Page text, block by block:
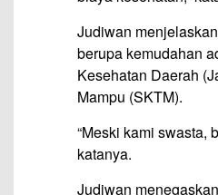
Judiwan
berupa kemudahan
Kesehatan Daerah
Mampu (SKTM).
“Meski kami swasta,
katanya.
Judiwan